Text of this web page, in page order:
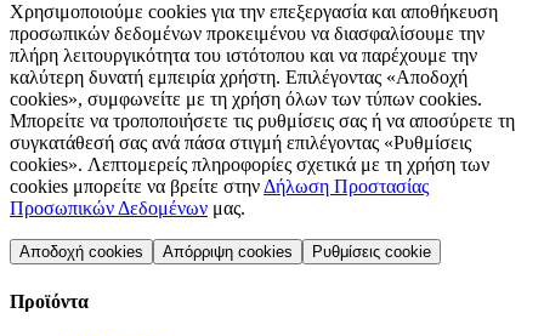
Χρησιμοποιούμε cookies για την επεξεργασία και αποθήκευση
προσωπικών δεδομένων προκειμένου να διασφαλίσουμε την
πλήρη λειτουργικότητα του ιστότοπου και να παρέχουμε την
καλύτερη δυνατή εμπειρία χρήστη. Επιλέγοντας «Αποδοχή
cookies», συμφωνείτε με τη χρήση όλων των τύπων cookies.
Μπορείτε να τροποποιήσετε τις ρυθμίσεις σας ή να αποσύρετε τη
συγκατάθεσή σας ανά πάσα στιγμή επιλέγοντας «Ρυθμίσεις
cookies». Λεπτομερείς πληροφορίες σχετικά με τη χρήση των
cookies μπορείτε να βρείτε στην Δήλωση Προστασίας
Προσωπικών Δεδομένων μας.
Αποδοχή cookies Απόρριψη cookies Ρυθμίσεις cookie
Προϊόντα